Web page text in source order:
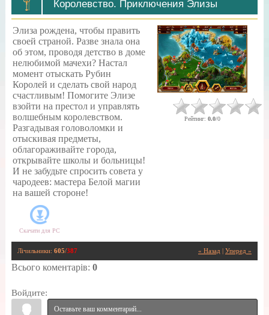
Королевство. Приключения Элизы
Элиза рождена, чтобы править
своей страной. Разве знала она
об этом, проводя детство в доме
нелюбимой мачехи? Настал
момент отыскать Рубин
Королей и сделать свой народ
счастливым! Помогите Элизе
взойти на престол и управлять
волшебным королевством.
Разгадывая головоломки и
отыскивая предметы,
облагораживайте города,
открывайте школы и больницы!
И не забудьте спросить совета у
чародеев: мастера Белой магии
на вашей стороне!
Скачати для PC
Рейтинг: 0.0/0
« Назад Уперед »
Лічильники: 605/387
Всього коментарів: 0
Войдите: